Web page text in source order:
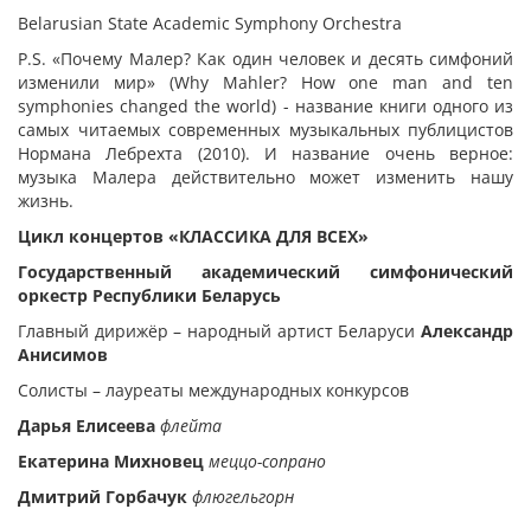
Belarusian State Academic Symphony Orchestra
P.S. «Почему Малер? Как один человек и десять симфоний
изменили мир» (Why Mahler? How one man and ten
symphonies changed the world) - название книги одного из
самых читаемых современных музыкальных публицистов
Нормана Лебрехта (2010). И название очень верное:
музыка Малера действительно может изменить нашу
жизнь.
Цикл концертов «КЛАССИКА ДЛЯ ВСЕХ»
Государственный академический симфонический
оркестр Республики Беларусь
Главный дирижёр – народный артист Беларуси Александр
Анисимов
Солисты – лауреаты международных конкурсов
Дарья Елисеева флейта
Екатерина Михновец меццо-сопрано
Дмитрий Горбачук флюгельгорн